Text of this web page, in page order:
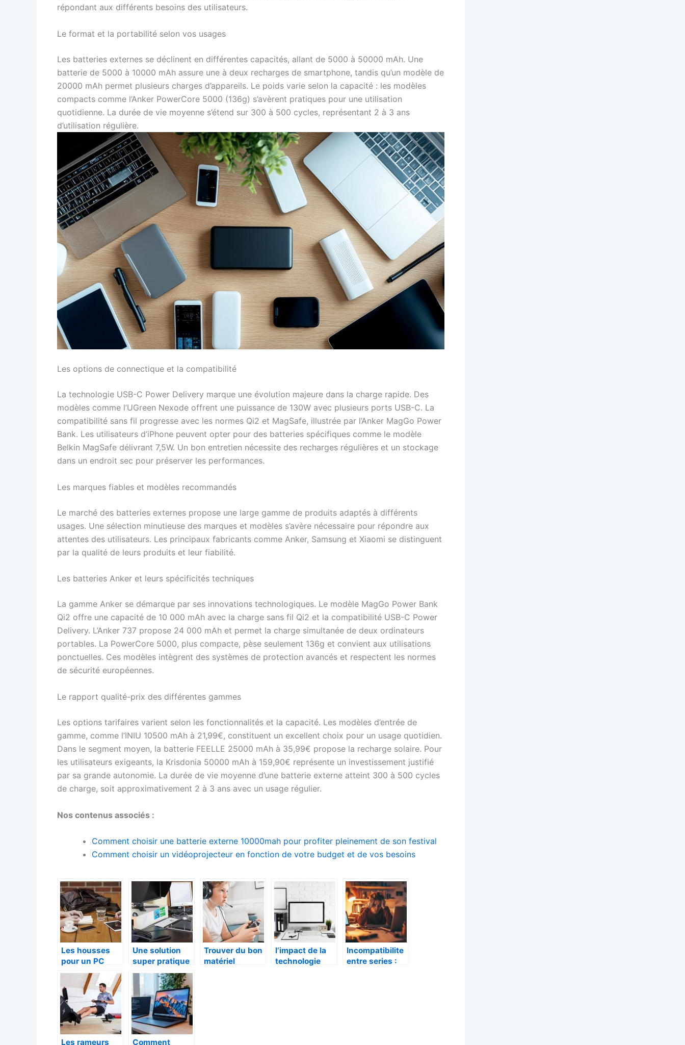
répondant aux différents besoins des utilisateurs.
Le format et la portabilité selon vos usages
Les batteries externes se déclinent en différentes capacités, allant de 5000 à 50000 mAh. Une
batterie de 5000 à 10000 mAh assure une à deux recharges de smartphone, tandis qu’un modèle de
20000 mAh permet plusieurs charges d’appareils. Le poids varie selon la capacité : les modèles
compacts comme l’Anker PowerCore 5000 (136g) s’avèrent pratiques pour une utilisation
quotidienne. La durée de vie moyenne s’étend sur 300 à 500 cycles, représentant 2 à 3 ans
d’utilisation régulière.
Les options de connectique et la compatibilité
La technologie USB-C Power Delivery marque une évolution majeure dans la charge rapide. Des
modèles comme l’UGreen Nexode offrent une puissance de 130W avec plusieurs ports USB-C. La
compatibilité sans fil progresse avec les normes Qi2 et MagSafe, illustrée par l’Anker MagGo Power
Bank. Les utilisateurs d’iPhone peuvent opter pour des batteries spécifiques comme le modèle
Belkin MagSafe délivrant 7,5W. Un bon entretien nécessite des recharges régulières et un stockage
dans un endroit sec pour préserver les performances.
Les marques fiables et modèles recommandés
Le marché des batteries externes propose une large gamme de produits adaptés à différents
usages. Une sélection minutieuse des marques et modèles s’avère nécessaire pour répondre aux
attentes des utilisateurs. Les principaux fabricants comme Anker, Samsung et Xiaomi se distinguent
par la qualité de leurs produits et leur fiabilité.
Les batteries Anker et leurs spécificités techniques
La gamme Anker se démarque par ses innovations technologiques. Le modèle MagGo Power Bank
Qi2 offre une capacité de 10 000 mAh avec la charge sans fil Qi2 et la compatibilité USB-C Power
Delivery. L’Anker 737 propose 24 000 mAh et permet la charge simultanée de deux ordinateurs
portables. La PowerCore 5000, plus compacte, pèse seulement 136g et convient aux utilisations
ponctuelles. Ces modèles intègrent des systèmes de protection avancés et respectent les normes
de sécurité européennes.
Le rapport qualité-prix des différentes gammes
Les options tarifaires varient selon les fonctionnalités et la capacité. Les modèles d’entrée de
gamme, comme l’INIU 10500 mAh à 21,99€, constituent un excellent choix pour un usage quotidien.
Dans le segment moyen, la batterie FEELLE 25000 mAh à 35,99€ propose la recharge solaire. Pour
les utilisateurs exigeants, la Krisdonia 50000 mAh à 159,90€ représente un investissement justifié
par sa grande autonomie. La durée de vie moyenne d’une batterie externe atteint 300 à 500 cycles
de charge, soit approximativement 2 à 3 ans avec un usage régulier.
Nos contenus associés :
Comment choisir une batterie externe 10000mah pour profiter pleinement de son festival
Comment choisir un vidéoprojecteur en fonction de votre budget et de vos besoins
Les housses
pour un PC
neuf plus
longtemps
Une solution
super pratique
pour vos câbles
au bureau
Trouver du bon
matériel
l’impact de la
technologie
Incompatibilite
entre series :
Les rameurs Comment